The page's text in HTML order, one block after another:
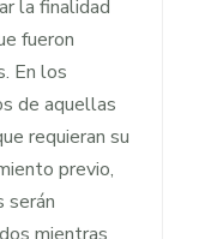
la finalidad
fueron
En los
de aquellas
requieran su
previo,
serán